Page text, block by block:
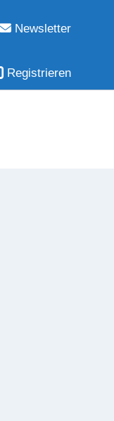
Newsletter
Registrieren
Filter